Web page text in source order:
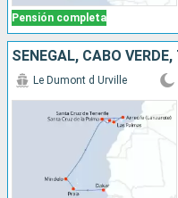
Pensión completa
Le Dumont d Urville